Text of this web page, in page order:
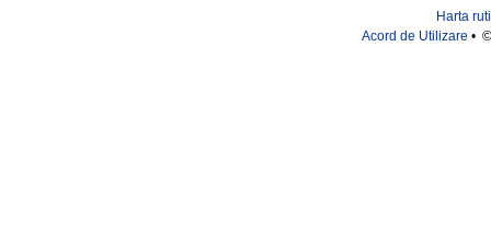
Harta
Acord de Utilizare •